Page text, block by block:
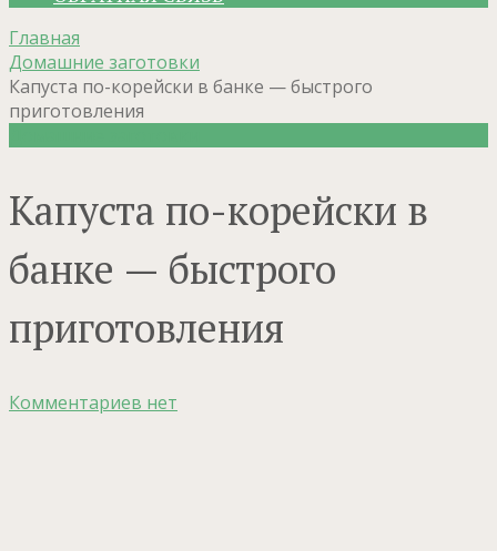
Главная
Домашние заготовки
Капуста по-корейски в банке — быстрого
приготовления
Капуста по-корейски в
банке — быстрого
приготовления
Комментариев нет